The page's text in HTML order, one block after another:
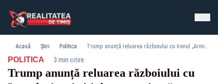
Acasă Știri Politica Trump anunță reluarea războiului cu Iranul „Armistițiul s-a terminat”
POLITICA· 3 min citire
Trump anunță reluarea războiului cu